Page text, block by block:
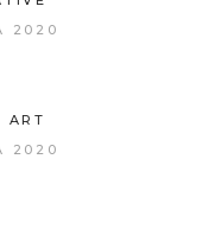
2020
ART
2020